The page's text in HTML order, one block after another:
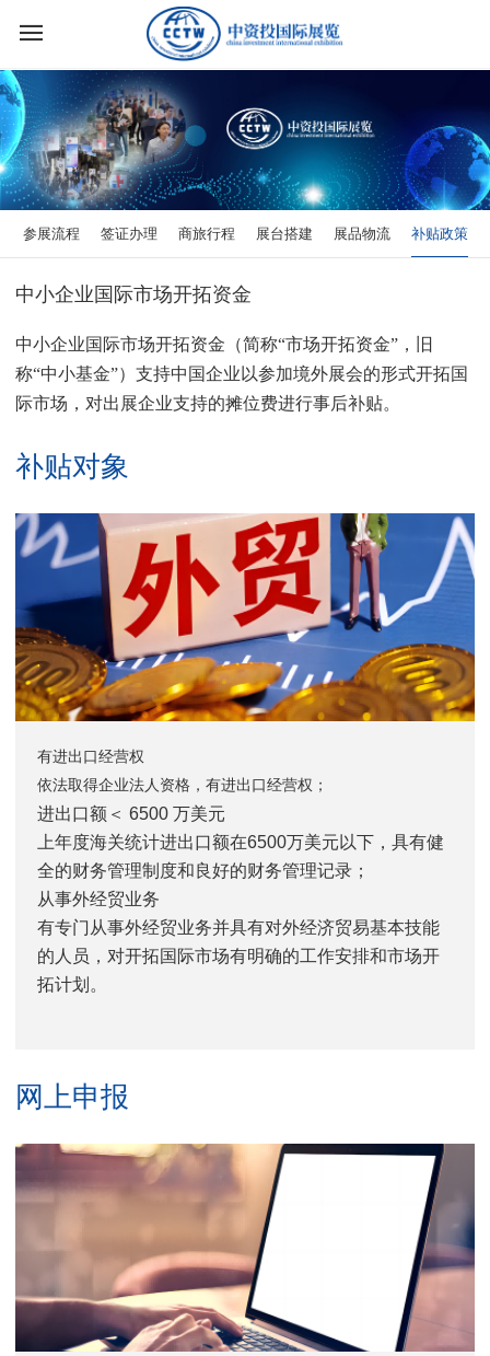
参展流程 签证办理 商旅行程 展台搭建 展品物流 补贴政策
中小企业国际市场开拓资金
中小企业国际市场开拓资金（简称“市场开拓资金”，旧
称“中小基金”）支持中国企业以参加境外展会的形式开拓国
际市场，对出展企业支持的摊位费进行事后补贴。
补贴对象
有进出口经营权
依法取得企业法人资格，有进出口经营权；
进出口额＜ 6500 万美元
上年度海关统计进出口额在6500万美元以下，具有健
全的财务管理制度和良好的财务管理记录；
从事外经贸业务
有专门从事外经贸业务并具有对外经济贸易基本技能
的人员，对开拓国际市场有明确的工作安排和市场开
拓计划。
网上申报